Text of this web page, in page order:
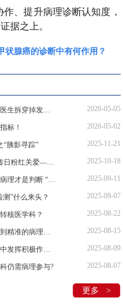
、提升病理诊断认知度，
据之上。
状腺癌的诊断中有何作用？
2026-05-05
标！ 2026-05-02
“胰影寻踪” 2025-11-21
2025-10-18
2025-09-11
”什么来头？ 2025-09-07
核医学科？ 2025-08-22
2025-08-15
2025-08-09
仍需病理参与? 2025-08-07
更多 >